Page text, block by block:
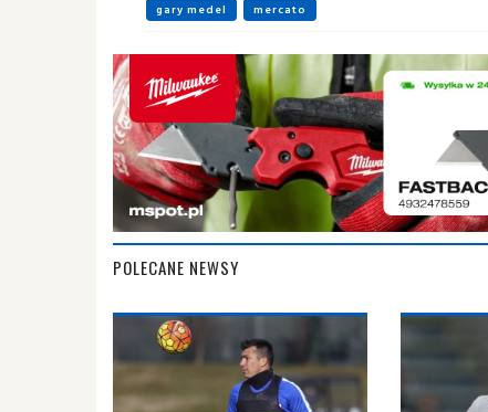
gary medel mercato
POLECANE NEWSY